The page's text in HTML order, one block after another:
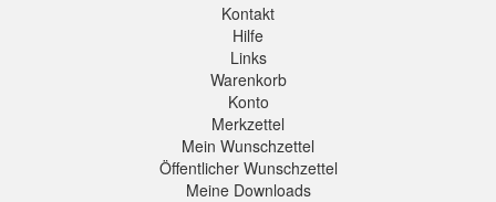
Kontakt
Hilfe
Links
Warenkorb
Konto
Merkzettel
Mein Wunschzettel
Öffentlicher Wunschzettel
Meine Downloads